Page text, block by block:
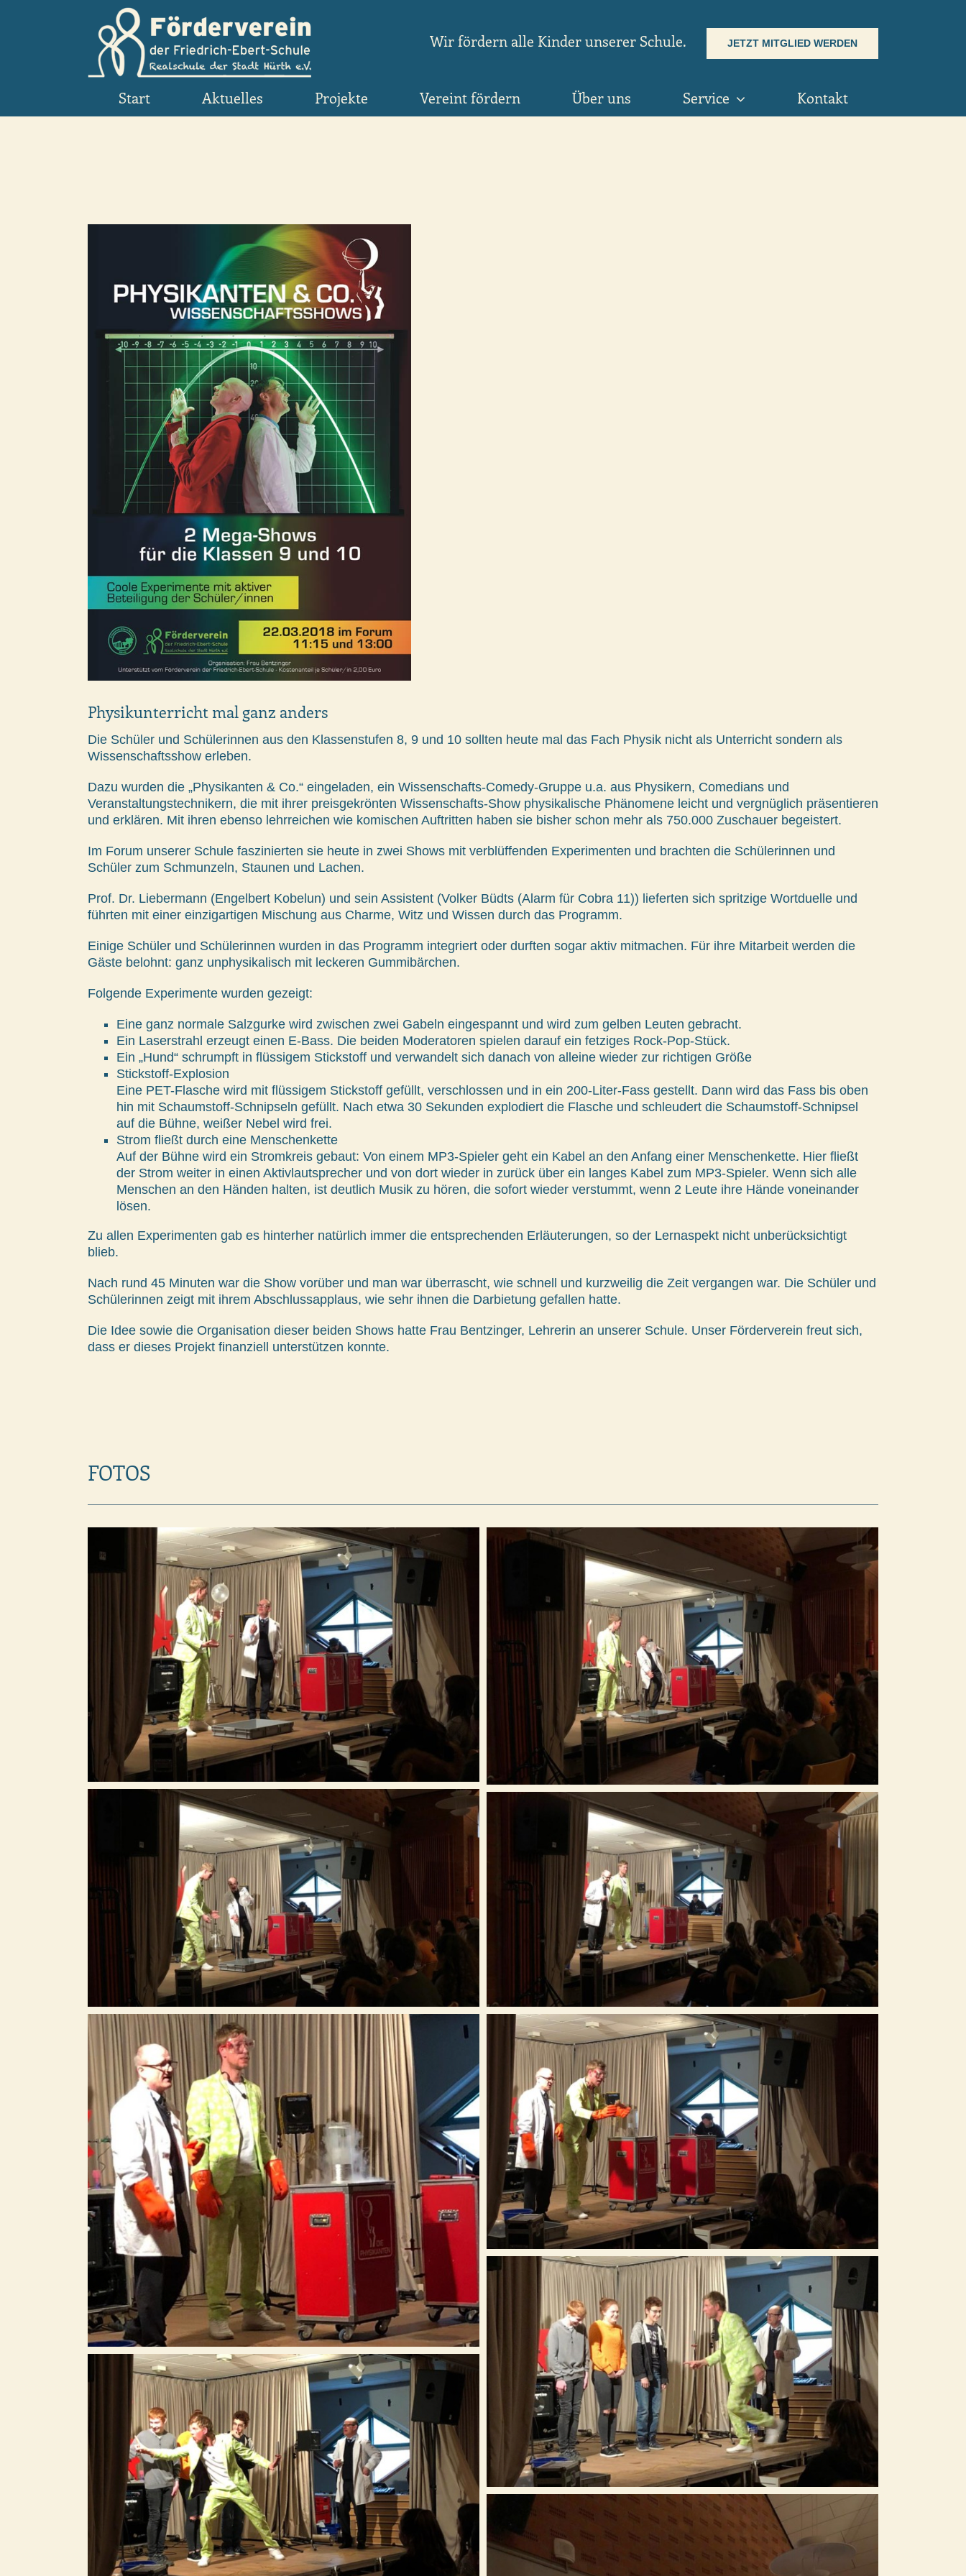
Wir fördern alle Kinder unserer Schule. JETZT MITGLIED WERDEN
Start Aktuelles Projekte Vereint fördern Über uns Service Kontakt
Physikunterricht mal ganz anders
Die Schüler und Schülerinnen aus den Klassenstufen 8, 9 und 10 sollten heute mal das Fach Physik nicht als Unterricht sondern als
Wissenschaftsshow erleben.
Dazu wurden die „Physikanten & Co.“ eingeladen, ein Wissenschafts-Comedy-Gruppe u.a. aus Physikern, Comedians und
Veranstaltungstechnikern, die mit ihrer preisgekrönten Wissenschafts-Show physikalische Phänomene leicht und vergnüglich präsentieren
und erklären. Mit ihren ebenso lehrreichen wie komischen Auftritten haben sie bisher schon mehr als 750.000 Zuschauer begeistert.
Im Forum unserer Schule faszinierten sie heute in zwei Shows mit verblüffenden Experimenten und brachten die Schülerinnen und
Schüler zum Schmunzeln, Staunen und Lachen.
Prof. Dr. Lieber­mann (Engelbert Kobelun) und sein Assistent (Volker Büdts (Alarm für Cobra 11)) lieferten sich spritzige Wortduelle und
führten mit einer einzigartigen Mischung aus Charme, Witz und Wissen durch das Programm.
Einige Schüler und Schülerinnen wurden in das Programm integriert oder durften sogar aktiv mitmachen. Für ihre Mitarbeit werden die
Gäste belohnt: ganz unphysikalisch mit leckeren Gummibärchen.
Folgende Experimente wurden gezeigt:
Eine ganz normale Salzgurke wird zwischen zwei Gabeln eingespannt und wird zum gelben Leuten gebracht.
Ein Laserstrahl erzeugt einen E-Bass. Die beiden Moderatoren spielen darauf ein fetziges Rock-Pop-Stück.
Ein „Hund“ schrumpft in flüssigem Stickstoff und verwandelt sich danach von alleine wieder zur richtigen Größe
Stickstoff-Explosion
Eine PET-Flasche wird mit flüssigem Stickstoff gefüllt, verschlossen und in ein 200-Liter-Fass gestellt. Dann wird das Fass bis oben
hin mit Schaumstoff-Schnipseln gefüllt. Nach etwa 30 Sekunden explodiert die Flasche und schleudert die Schaumstoff-Schnipsel
auf die Bühne, weißer Nebel wird frei.
Strom fließt durch eine Menschenkette
Auf der Bühne wird ein Stromkreis gebaut: Von einem MP3-Spieler geht ein Kabel an den Anfang einer Menschenkette. Hier fließt
der Strom weiter in einen Aktivlautsprecher und von dort wieder in zurück über ein langes Kabel zum MP3-Spieler. Wenn sich alle
Menschen an den Händen halten, ist deutlich Musik zu hören, die sofort wieder verstummt, wenn 2 Leute ihre Hände voneinander
lösen.
Zu allen Experimenten gab es hinterher natürlich immer die entsprechenden Erläuterungen, so der Lernaspekt nicht unberücksichtigt
blieb.
Nach rund 45 Minuten war die Show vorüber und man war überrascht, wie schnell und kurzweilig die Zeit vergangen war. Die Schüler und
Schülerinnen zeigt mit ihrem Abschlussapplaus, wie sehr ihnen die Darbietung gefallen hatte.
Die Idee sowie die Organisation dieser beiden Shows hatte Frau Bentzinger, Lehrerin an unserer Schule. Unser Förderverein freut sich,
dass er dieses Projekt finanziell unterstützen konnte.
FOTOS